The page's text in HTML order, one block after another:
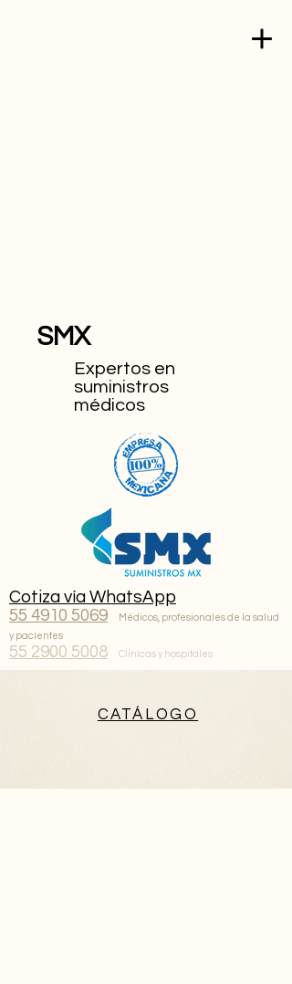
SMX
Expertos en
suministros
médicos
Cotiza vía WhatsApp
55 4910 5069
Médicos, profesionales de la salud
y pacientes
55 2900 5008 Clínicas y hospitales
CATÁLOGO